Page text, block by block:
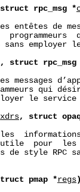
struct rpc_msg *
entêtes de
programmeurs
employer
, struct
rpc_msg
messages
qui
le service
xdrs, struct
pour
de style RPC
pmap *regs